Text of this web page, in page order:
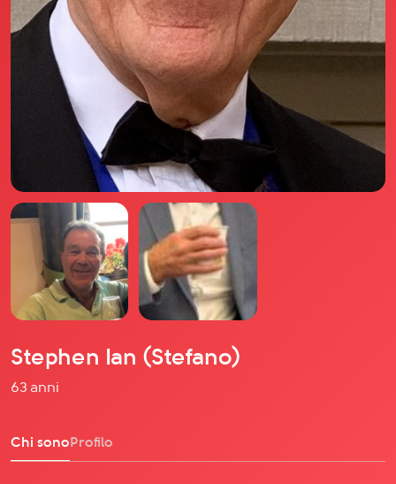
Quanto costa Club di Più
Love Academy
Domande Frequenti
Impegno Sociale
Le nostre sedi
Facebook
YouTube
Instagram
TikTok
Stephen Ian (Stefano)
63 anni
Chi sonoProfilo